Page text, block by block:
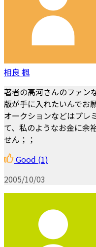
相良 楓
著者の高河さんのファン
版が手に入れたいんでお
オークションなどはプレ
て、私のようなお金に余
せん；；
Good (1)
2005/10/03